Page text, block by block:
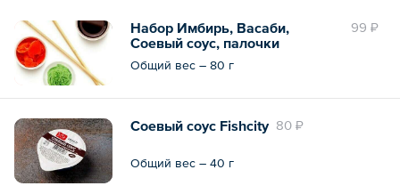
99 ₽
Набор Имбирь, Васаби,
Соевый соус, палочки
Общий вес – 80 г
80 ₽
Соевый соус Fishcity
Общий вес – 40 г